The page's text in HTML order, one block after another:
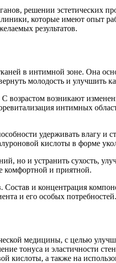
решении эстетических
которые имеют опыт
результатов.
в интимной зоне. Она
молодость и улучшить
возникают
интимных
удерживать влагу и
кислоты в форме
но и устранить сухость,
комфортной и приятной.
и концентрация
и его особых потребностей.
медицины, с целью
тонуса и эластичности
кислоты, а также на